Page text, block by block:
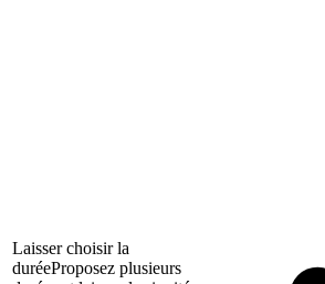
Laisser choisir la
duréeProposez plusieurs